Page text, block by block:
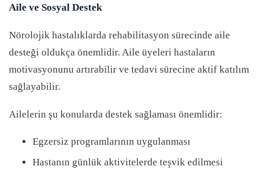
Aile ve Sosyal Destek
Nörolojik hastalıklarda rehabilitasyon sürecinde aile
desteği oldukça önemlidir. Aile üyeleri hastaların
motivasyonunu artırabilir ve tedavi sürecine aktif katılım
sağlayabilir.
Ailelerin şu konularda destek sağlaması önemlidir:
Egzersiz programlarının uygulanması
Hastanın günlük aktivitelerde teşvik edilmesi